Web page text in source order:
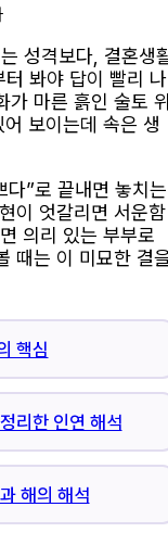
성격보다, 결혼생
터 봐야 답이 빨리 나
가 마른 흙인 술토
보이는데 속은 생
”로 끝내면 놓치는
이 엇갈리면 서운함
의리 있는 부부로
때는 이 미묘한 결
핵심
리한 인연 해석
해의 해석